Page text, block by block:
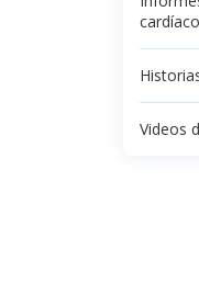
Videos